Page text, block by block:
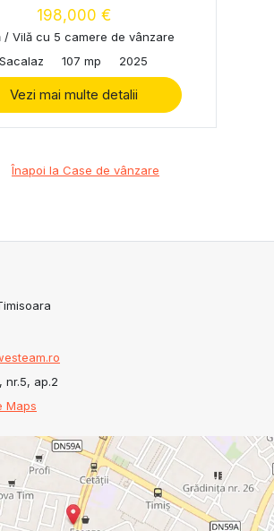
198,000 €
/ Vilă cu 5 camere de vânzare
Sacalaz
107 mp 2025
Vezi mai multe detalii
Înapoi la Case de vânzare
nr.5, ap.2
Maps